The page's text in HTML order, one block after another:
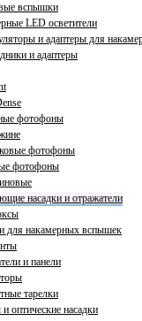
вспышки
LED осветители
и адаптеры для
и адаптеры
фотофоны
фотофоны
фотофоны
насадки и отражатели
для накамерных вспышек
и панели
тарелки
оптические насадки